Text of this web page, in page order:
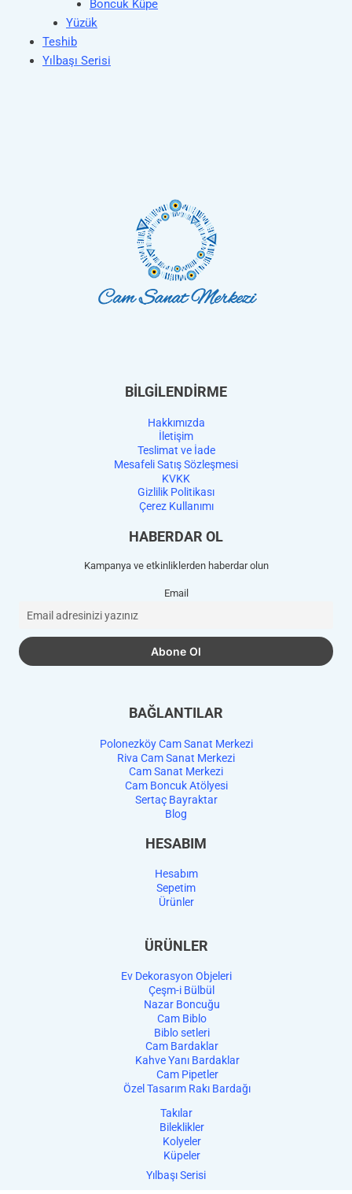
Boncuk Küpe
Yüzük
Teshib
Yılbaşı Serisi
BİLGİLENDİRME
Hakkımızda
İletişim
Teslimat ve İade
Mesafeli Satış Sözleşmesi
KVKK
Gizlilik Politikası
Çerez Kullanımı
HABERDAR OL
Kampanya ve etkinliklerden haberdar olun
Email
BAĞLANTILAR
Polonezköy Cam Sanat Merkezi
Riva Cam Sanat Merkezi
Cam Sanat Merkezi
Cam Boncuk Atölyesi
Sertaç Bayraktar
Blog
HESABIM
Hesabım
Sepetim
Ürünler
ÜRÜNLER
Ev Dekorasyon Objeleri
Çeşm-i Bülbül
Nazar Boncuğu
Cam Biblo
Biblo setleri
Cam Bardaklar
Kahve Yanı Bardaklar
Cam Pipetler
Özel Tasarım Rakı Bardağı
Takılar
Bileklikler
Kolyeler
Küpeler
Yılbaşı Serisi